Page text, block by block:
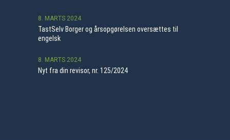
8. MARTS 2024
TastSelv Borger og årsopgørelsen oversættes til
engelsk
8. MARTS 2024
Nyt fra din revisor, nr. 125/2024